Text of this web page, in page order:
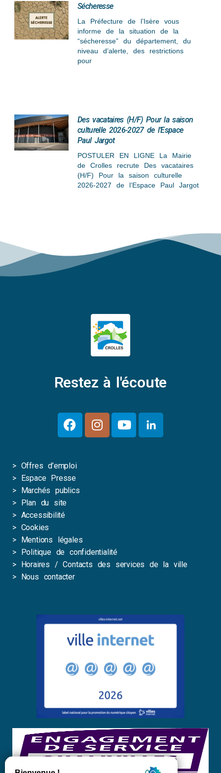
Sécheresse
La Préfecture de l’Isère vous
informe de la situation de la
“sécheresse” du département, du
niveau d’alerte, des restrictions
pour
Des vacataires (H/F) Pour la saison
culturelle 2026-2027 de l’Espace
Paul Jargot
POSTULER EN LIGNE La Mairie
de Crolles recrute Des vacataires
(H/F) Pour la saison culturelle
2026-2027 de l’Espace Paul Jargot
Restez à l'écoute
> Offres d’emploi
> Espace Presse
> Marchés publics
> Plan du site
> Accessibilité
> Cookies
> Mentions légales
> Politique de confidentialité
> Horaires / Contacts des services de la ville
> Nous contacter